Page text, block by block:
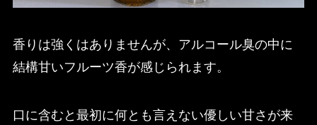
香りは強くはありませんが、アルコール臭の中に
結構甘いフルーツ香が感じられます。
口に含むと最初に何とも言えない優しい甘さが来